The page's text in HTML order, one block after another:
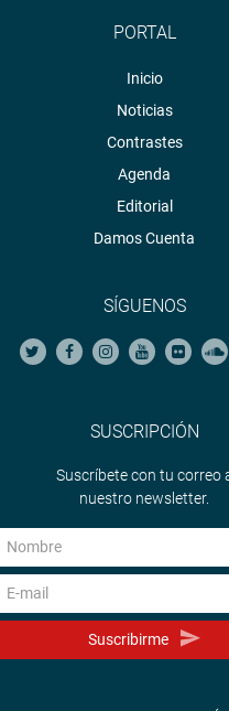
COMUNICACIONES E
PORTAL
Inicio
Noticias
Contrastes
Agenda
Editorial
Damos Cuenta
SÍGUENOS
SUSCRIPCIÓN
Suscríbete con tu correo
nuestro newsletter.
Suscribirme